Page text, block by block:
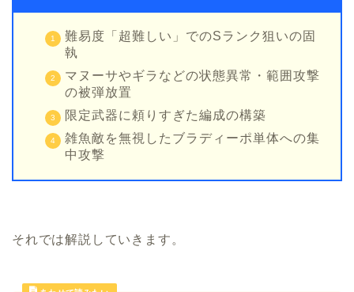
難易度「超難しい」でのSランク狙いの固
執
マヌーサやギラなどの状態異常・範囲攻撃
の被弾放置
限定武器に頼りすぎた編成の構築
雑魚敵を無視したブラディーポ単体への集
中攻撃
それでは解説していきます。